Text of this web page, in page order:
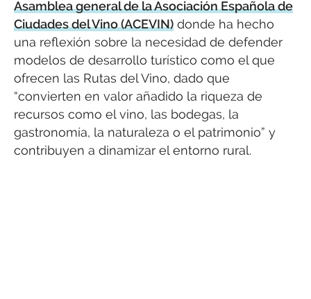
Asamblea general de la Asociación Española de
Ciudades del Vino (ACEVIN) donde ha hecho
una reflexión sobre la necesidad de defender
modelos de desarrollo turístico como el que
ofrecen las Rutas del Vino, dado que
“convierten en valor añadido la riqueza de
recursos como el vino, las bodegas, la
gastronomía, la naturaleza o el patrimonio” y
contribuyen a dinamizar el entorno rural.